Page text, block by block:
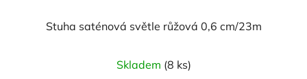
Stuha saténová světle růžová 0,6 cm/23m
Skladem (8 ks)